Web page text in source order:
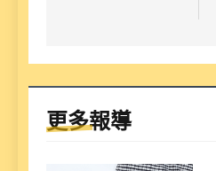
更多報導